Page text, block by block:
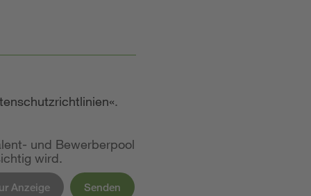
.
und Bewerberpool
wird.
Anzeige Senden